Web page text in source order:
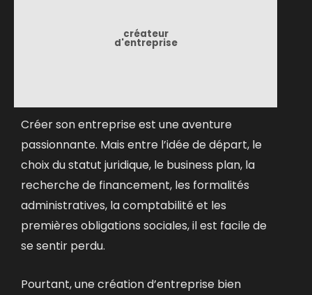
créateur
d'entreprise
Créer son entreprise est une aventure
passionnante. Mais entre l’idée de départ, le
choix du statut juridique, le business plan, la
recherche de financement, les formalités
administratives, la comptabilité et les
premières obligations sociales, il est facile de
se sentir perdu.
Pourtant, une création d’entreprise bien